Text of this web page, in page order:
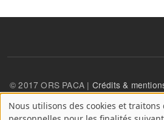
© 2017 ORS PACA | Crédits &
confidentialité
A
Nous utilisons des cookies et traitons